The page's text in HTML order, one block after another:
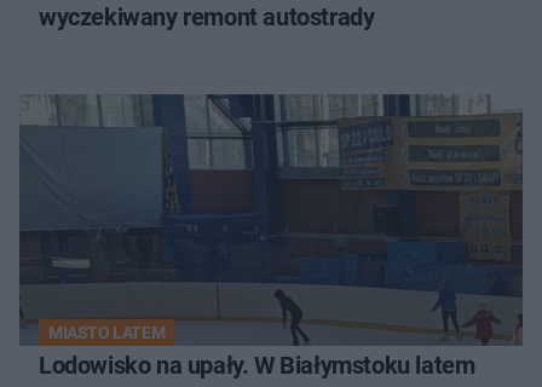
wyczekiwany remont autostrady
MIASTO LATEM
Lodowisko na upały. W Białymstoku latem